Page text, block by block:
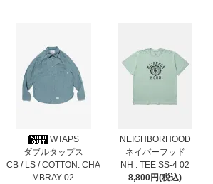
WTAPS
ダブルタップス
CB / LS / COTTON. CHA
MBRAY 02
NEIGHBORHOOD
ネイバーフッド
NH . TEE SS-4 02
8,800円(税込)